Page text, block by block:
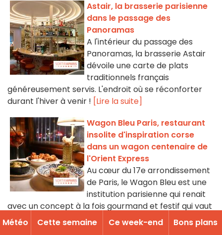
Astair, la brasserie parisienne
dans le passage des
Panoramas
A l'intérieur du passage des
Panoramas, la brasserie Astair
dévoile une carte de plats
traditionnels français
généreusement servis. L'endroit où se réconforter
durant l'hiver à venir ! [Lire la suite]
Wagon Bleu Paris, restaurant
insolite d'inspiration corse
dans un wagon centenaire de
l'Orient Express
Au cœur du 17e arrondissement
de Paris, le Wagon Bleu est une
institution parisienne qui renait
avec un concept à la fois gourmand et festif qui vaut
le détour. Ce restaurant insolite dont le décor est
composé d'un authentique wagon de l'Orient Express
Météo Cette semaine Ce week-end Bons plans